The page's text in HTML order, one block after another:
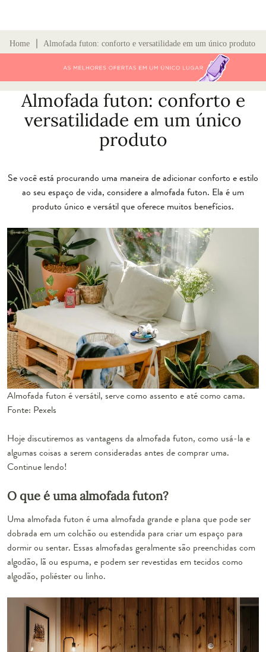
Home Almofada futon: conforto e versatilidade em um único produto
Almofada futon: conforto e
versatilidade em um único
produto
Se você está procurando uma maneira de adicionar conforto e estilo
ao seu espaço de vida, considere a almofada futon. Ela é um
produto único e versátil que oferece muitos benefícios.
Almofada futon é versátil, serve como assento e até como cama.
Fonte: Pexels
Hoje discutiremos as vantagens da almofada futon, como usá-la e
algumas coisas a serem consideradas antes de comprar uma.
Continue lendo!
O que é uma almofada futon?
Uma almofada futon é uma almofada grande e plana que pode ser
dobrada em um colchão ou estendida para criar um espaço para
dormir ou sentar. Essas almofadas geralmente são preenchidas com
algodão, lã ou espuma, e podem ser revestidas em tecidos como
algodão, poliéster ou linho.